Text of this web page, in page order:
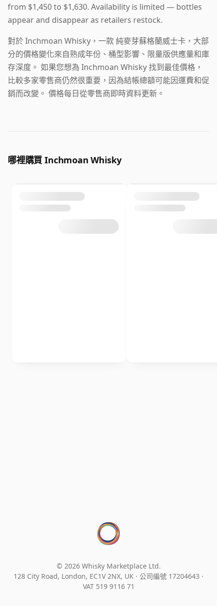
from $1,450 to $1,630. Availability is limited — bottles
appear and disappear as retailers restock.
對於 Inchmoan Whisky，一款 純麥芽蘇格蘭威士卡，大部
分的價格變化來自熟成年份、桶型影響、限量版供應量和庫
存深度。 如果您想為 Inchmoan Whisky 找到最佳價格，
比較多家零售商仍然很重要，因為結帳總額可能因運費和促
銷而改變。 價格每日從零售商即時資料更新。
哪裡購買 Inchmoan Whisky
© 2026 Whisky Marketplace Ltd.
128 City Road, London, EC1V 2NX, UK · 公司編號 17204643 ·
VAT 519 9116 71